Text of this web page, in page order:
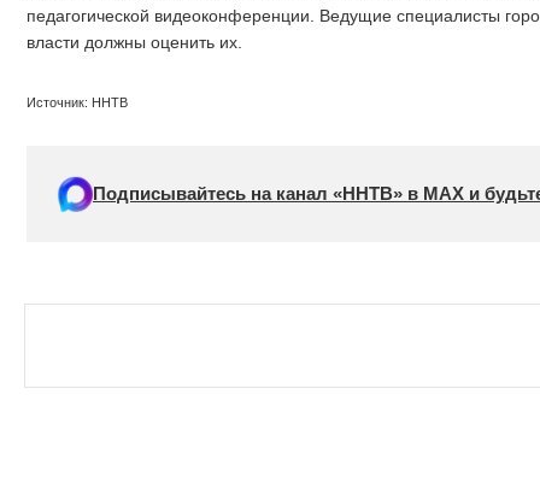
педагогической видеоконференции. Ведущие специалисты
власти должны оценить их.
Источник: ННТВ
Подписывайтесь на канал «ННТВ» в МАХ и